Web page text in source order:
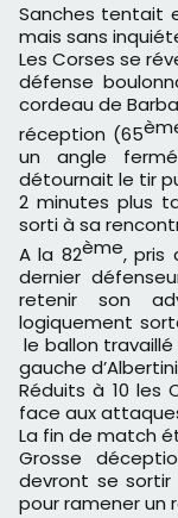
Sanches tentait
mais sans
Les Corses se
défense
cordeau de
réception (65
un angle
détournait le tir
2 minutes plus
sorti à sa
A la 82ème, pris
dernier
retenir son
logiquement
le ballon
gauche
Réduits à 10 les
face aux
La fin de match
Grosse
devront se sortir
pour ramener un